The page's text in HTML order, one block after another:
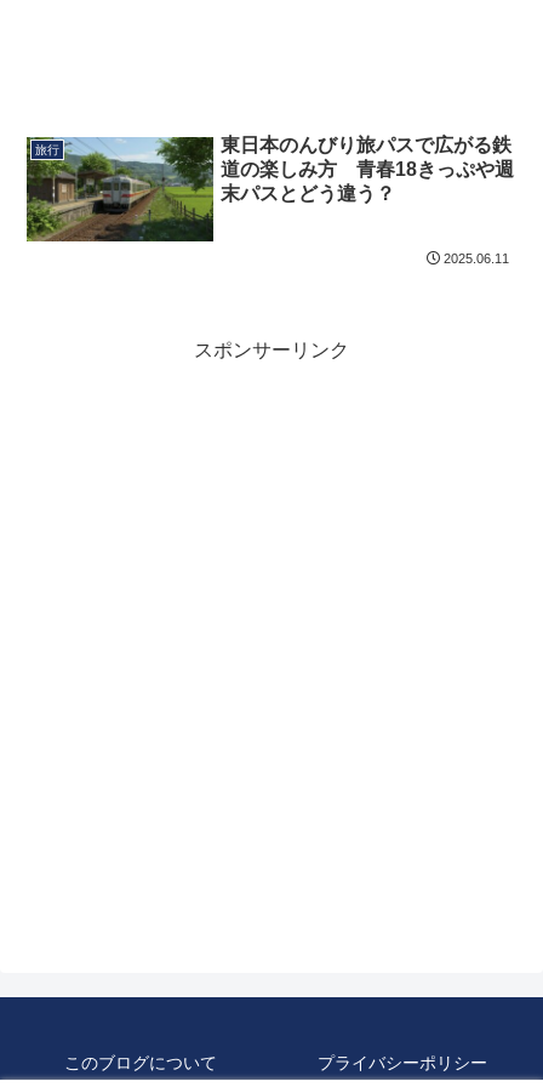
旅行
東日本のんびり旅パスで広がる鉄
道の楽しみ方 青春18きっぷや週
末パスとどう違う？
2025.06.11
スポンサーリンク
このブログについて プライバシーポリシー